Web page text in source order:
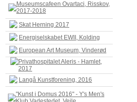
Museumscafeen Ovartaci, Risskov,
2017-2018
Skat Herning 2017
Energiselskabet EWII, Kolding
European Art Museum, Vinderød
Privathospitalet Aleris - Hamlet,
2017
Langå Kunstforening, 2016
"Kunst i Domus 2016" - Y's Men's